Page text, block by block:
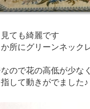
ても綺麗です
所にグリーンネック
ので花の高低が少な
して動きがでました♪